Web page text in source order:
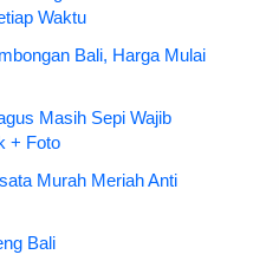
Waktu
Bali, Harga Mulai
Masih Sepi Wajib
+ Foto
Murah Meriah Anti
Bali